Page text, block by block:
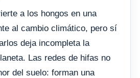
a los hongos en una
al cambio climático, pero sí
deja incompleta la
Las redes de hifas no
del suelo: forman una